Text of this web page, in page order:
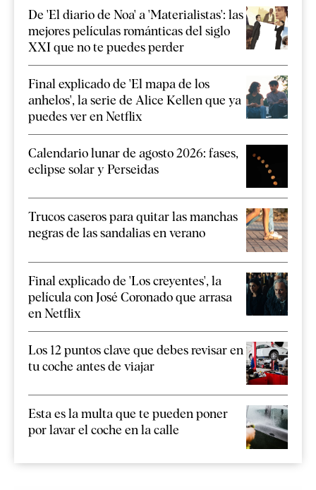
De 'El diario de Noa' a 'Materialistas': las
mejores películas románticas del siglo
XXI que no te puedes perder
Final explicado de 'El mapa de los
anhelos', la serie de Alice Kellen que ya
puedes ver en Netflix
Calendario lunar de agosto 2026: fases,
eclipse solar y Perseidas
Trucos caseros para quitar las manchas
negras de las sandalias en verano
Final explicado de 'Los creyentes', la
película con José Coronado que arrasa
en Netflix
Los 12 puntos clave que debes revisar en
tu coche antes de viajar
Esta es la multa que te pueden poner
por lavar el coche en la calle